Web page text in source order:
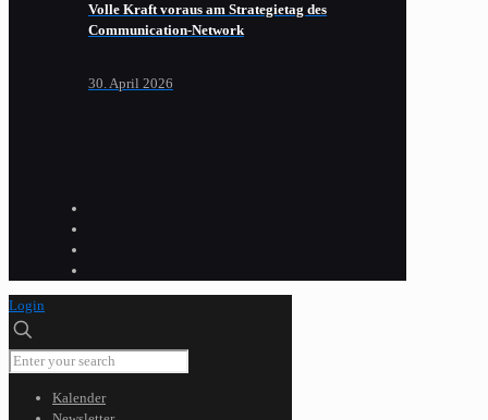
Volle Kraft voraus am Strategietag des
Communication-Network
30. April 2026
Login
Kalender